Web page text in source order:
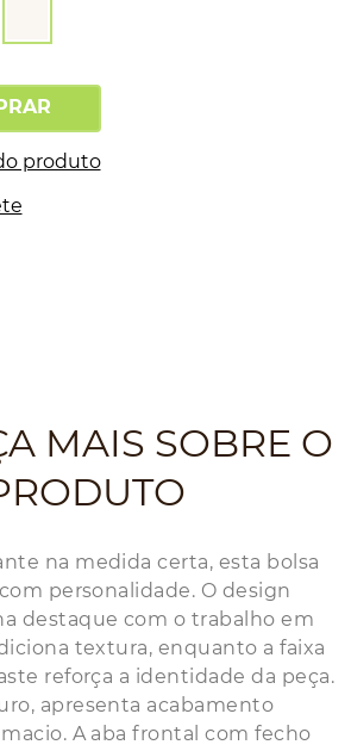
produto
MAIS SOBRE O
na medida certa, esta bolsa
personalidade. O design
destaque com o trabalho em
textura, enquanto a faixa
reforça a identidade da peça.
apresenta acabamento
A aba frontal com fecho